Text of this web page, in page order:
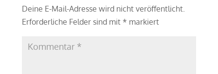
Deine E-Mail-Adresse wird nicht veröffentlicht.
Erforderliche Felder sind mit * markiert